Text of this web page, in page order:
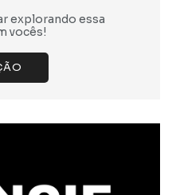
explorando essa
vocês!